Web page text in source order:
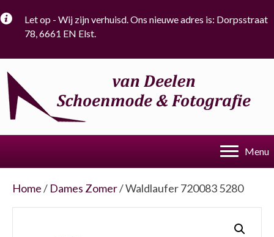
Let op - Wij zijn verhuisd. Ons nieuwe adres is: Dorpsstraat
78, 6661 EN Elst.
Menu
Home/ Dames Zomer/ Waldlaufer 720083 5280